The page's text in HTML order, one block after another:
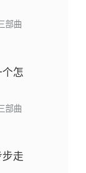
部曲
怎
部曲
走